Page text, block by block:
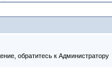
обратитесь к Администратору